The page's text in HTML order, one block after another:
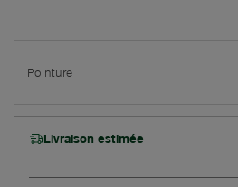
Pointure
Livraison estimée